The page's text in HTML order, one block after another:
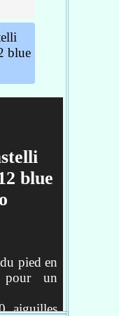
orteils
en
des
comme
couvre-
de ce
un
des
blue
blue
pied en
pour un
aiguilles